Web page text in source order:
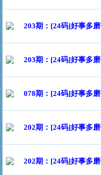
203期：[24码]好事多磨
203期：[24码]好事多磨
078期：[24码]好事多磨
202期：[24码]好事多磨
202期：[24码]好事多磨